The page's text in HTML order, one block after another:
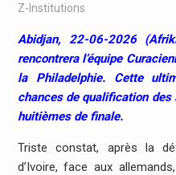
Z-Institutions
Abidjan, 22-06-2026
rencontrera l’équipe
la Philadelphie. Cette
chances de qualification des
huitièmes de finale.
Triste constat, après la
d’Ivoire, face aux